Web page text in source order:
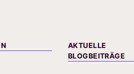
AKTUELLE
BLOGBEITRÄGE